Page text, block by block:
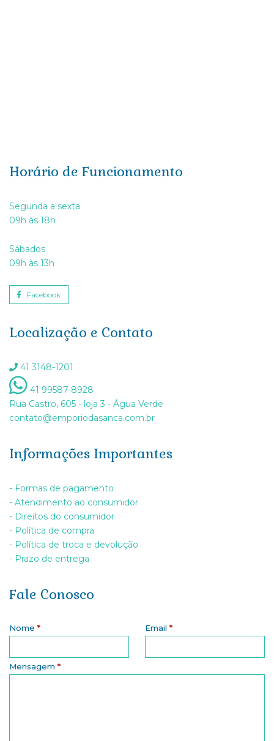
Horário de Funcionamento
Segunda a sexta
09h às 18h
Sábados
09h às 13h
Facebook
Localização e Contato
41 3148-1201
41 99587-8928
Rua Castro, 605 - loja 3 - Água Verde
contato@emporiodasanca.com.br
Informações Importantes
- Formas de pagamento
- Atendimento ao consumidor
- Direitos do consumidor
- Política de compra
- Política de troca e devolução
- Prazo de entrega
Fale Conosco
Nome * Email *
Mensagem *